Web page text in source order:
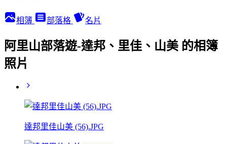
相簿 部落格 名片
阿里山部落遊-達邦、里佳、山美 的相簿
照片
達邦里佳山美 (56).JPG